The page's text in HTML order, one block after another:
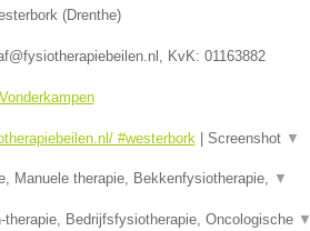
(Drenthe)
, KvK: 01163882
#westerbork| Screenshot ▼
Manuele therapie, Bekkenfysiotherapie, ▼
therapie, Bedrijfsfysiotherapie, Oncologische ▼